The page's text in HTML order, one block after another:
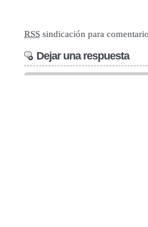
RSS sindicación para
Dejar una respuesta